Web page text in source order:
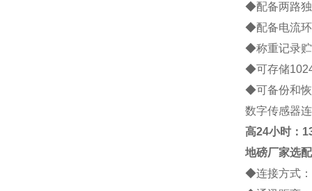
◆配备两路独
◆配备电流环
◆称重记录贮
◆可存储
◆可备份和恢
数字传感器
高24小时：
地磅厂家选
◆连接方式